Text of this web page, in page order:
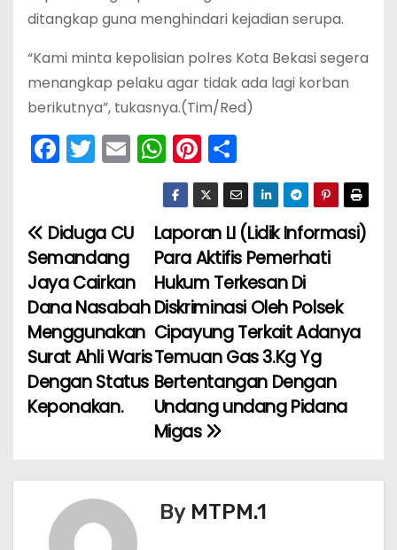
ditangkap guna menghindari kejadian serupa.
“Kami minta kepolisian polres Kota Bekasi segera
menangkap pelaku agar tidak ada lagi korban
berikutnya”, tukasnya.(Tim/Red)
F
a
e
b
o
o
k
T
w
er
E
m
l
W
h
a
ts
A
p
p
Pi
nt
er
e
st
h
ar
e
N
a
v
i
g
Laporan LI (Lidik Informasi)
Para Aktifis Pemerhati
Hukum Terkesan Di
Diskriminasi Oleh Polsek
Cipayung Terkait Adanya
Temuan Gas 3.Kg Yg
Bertentangan Dengan
Undang undang Pidana
Migas
Diduga CU
Semandang
Jaya Cairkan
Dana Nasabah
Menggunakan
Surat Ahli Waris
Dengan Status
Keponakan.
By MTPM.1